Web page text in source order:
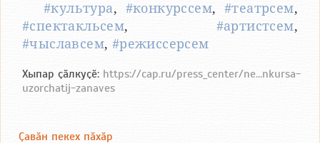
#культура, #конкурссем, #театрсем,
#спектакльсем, #артистсем,
#чыславсем, #режиссерсем
Хыпар ҫӑлкуҫӗ: https://cap.ru/press_center/ne...nkursa-
uzorchatij-zanaves
Ҫавӑн пекех пӑхӑр